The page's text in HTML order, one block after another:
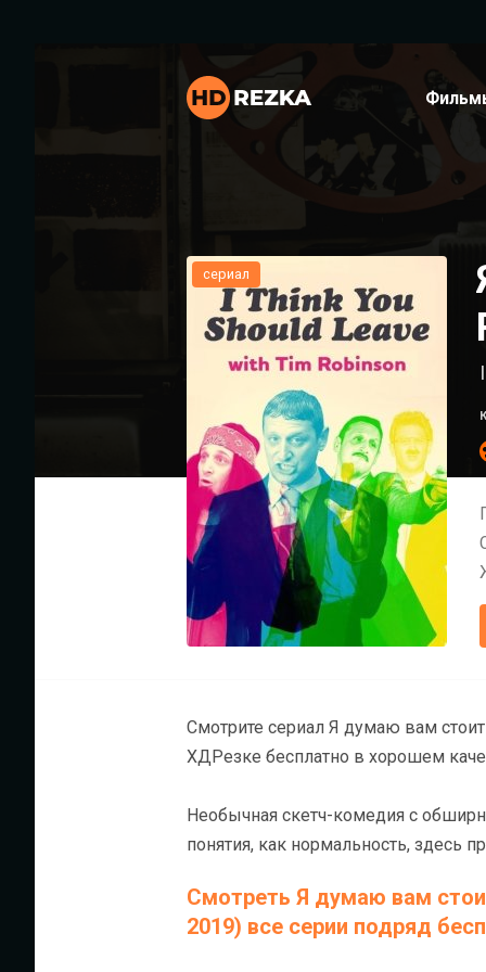
сериал
Смотрите сериал Я думаю вам
ХДРезке бесплатно в хорошем
Необычная скетч-комедия с
понятия, как нормальность, здесь
Смотреть Я думаю вам
2019) все серии подряд